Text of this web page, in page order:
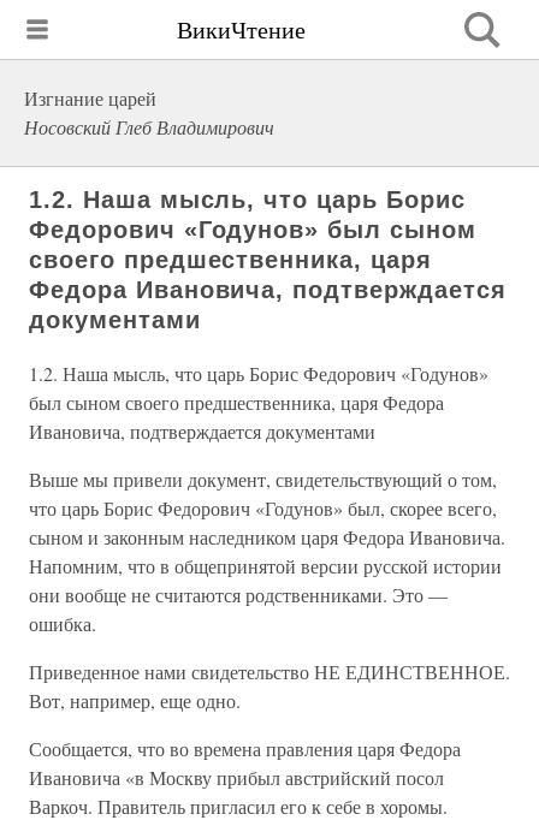
ВикиЧтение
Изгнание царей
Носовский Глеб Владимирович
1.2. Наша мысль, что царь Борис
Федорович «Годунов» был сыном
своего предшественника, царя
Федора Ивановича, подтверждается
документами
1.2. Наша мысль, что царь Борис Федорович «Годунов»
был сыном своего предшественника, царя Федора
Ивановича, подтверждается документами
Выше мы привели документ, свидетельствующий о том,
что царь Борис Федорович «Годунов» был, скорее всего,
сыном и законным наследником царя Федора Ивановича.
Напомним, что в общепринятой версии русской истории
они вообще не считаются родственниками. Это —
ошибка.
Приведенное нами свидетельство НЕ ЕДИНСТВЕННОЕ.
Вот, например, еще одно.
Сообщается, что во времена правления царя Федора
Ивановича «в Москву прибыл австрийский посол
Варкоч. Правитель пригласил его к себе в хоромы.